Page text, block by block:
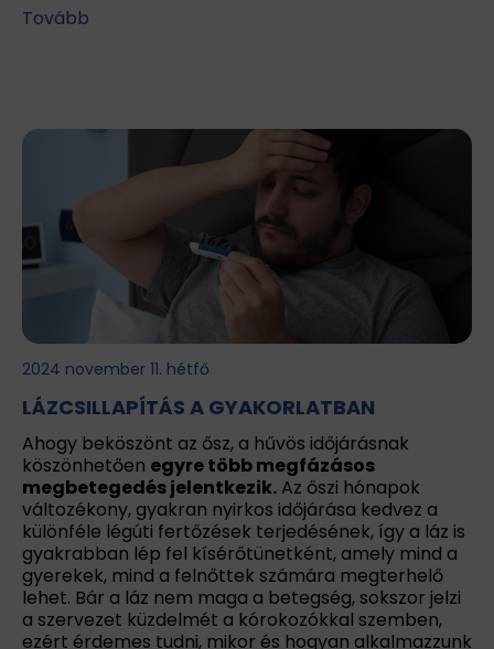
Tovább
2024 november 11. hétfő
LÁZCSILLAPÍTÁS A GYAKORLATBAN
Ahogy beköszönt az ősz, a hűvös időjárásnak
köszönhetően egyre több megfázásos
megbetegedés jelentkezik. Az őszi hónapok
változékony, gyakran nyirkos időjárása kedvez a
különféle légúti fertőzések terjedésének, így a láz is
gyakrabban lép fel kísérőtünetként, amely mind a
gyerekek, mind a felnőttek számára megterhelő
lehet. Bár a láz nem maga a betegség, sokszor jelzi
a szervezet küzdelmét a kórokozókkal szemben,
ezért érdemes tudni, mikor és hogyan alkalmazzunk